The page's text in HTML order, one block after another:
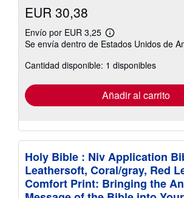
EUR 30,38
Envío por EUR 3,25
Más
información
las
tarifas
envío
Se envía dentro de Estados Unidos de
Cantidad disponible: 1 disponibles
Añadir al carrito
Holy Bible : Niv Application
Leathersoft, Coral/gray, Red
Comfort Print: Bringing the